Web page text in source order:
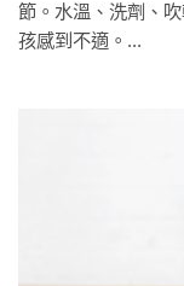
節。水溫、洗劑、
孩感到不適。...